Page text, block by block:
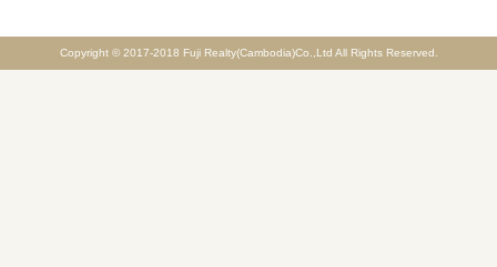
Copyright © 2017-2018 Fuji Realty(Cambodia)Co.,Ltd All Rights Reserved.